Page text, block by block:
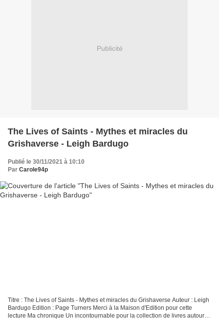
Publicité
The Lives of Saints - Mythes et miracles du
Grishaverse - Leigh Bardugo
Publié le 30/11/2021 à 10:10
Par Carole94p
Titre : The Lives of Saints - Mythes et miracles du Grishaverse Auteur : Leigh
Bardugo Edition : Page Turners Merci à la Maison d'Edition pour cette
lecture Ma chronique Un incontournable pour la collection de livres autour